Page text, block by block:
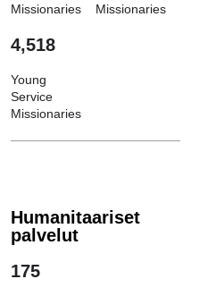
Missionaries
Missionaries
4,518
Young
Service
Missionaries
Humanitaariset
palvelut
175